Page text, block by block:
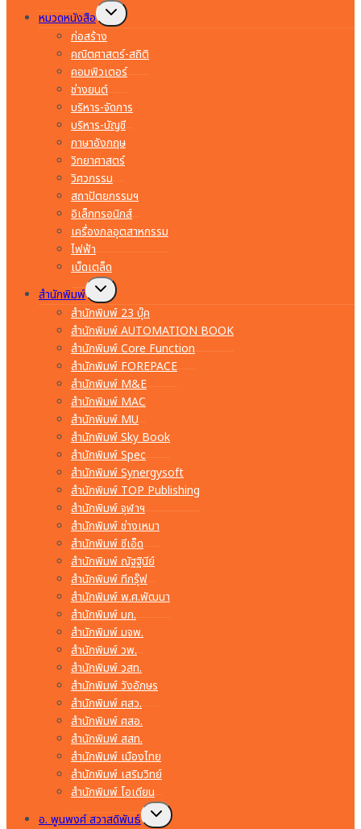
หมวดหนังสือ
Toggle
child
menu
ก่อสร้าง
คณิตศาสตร์-สถิติ
คอมพิวเตอร์
ช่างยนต์
บริหาร-จัดการ
บริหาร-บัญชี
ภาษาอังกฤษ
วิทยาศาสตร์
วิศวกรรม
สถาปัตยกรรมฯ
อิเล็กทรอนิกส์
เครื่องกลอุตสาหกรรม
ไฟฟ้า
เบ็ดเตล็ด
สำนักพิมพ์
Toggle
child
menu
สำนักพิมพ์ 23 บุ๊ค
สำนักพิมพ์ AUTOMATION BOOK
สำนักพิมพ์ Core Function
สำนักพิมพ์ FOREPACE
สำนักพิมพ์ M&E
สำนักพิมพ์ MAC
สำนักพิมพ์ MU
สำนักพิมพ์ Sky Book
สำนักพิมพ์ Spec
สำนักพิมพ์ Synergysoft
สำนักพิมพ์ TOP Publishing
สำนักพิมพ์ จุฬาฯ
สำนักพิมพ์ ช่างเหมา
สำนักพิมพ์ ซีเอ็ด
สำนักพิมพ์ ณัฐฐินีย์
สำนักพิมพ์ ทีกรุ๊ฟ
สำนักพิมพ์ พ.ศ.พัฒนา
สำนักพิมพ์ มก.
สำนักพิมพ์ มจพ.
สำนักพิมพ์ วพ.
สำนักพิมพ์ วสท.
สำนักพิมพ์ วังอักษร
สำนักพิมพ์ ศสว.
สำนักพิมพ์ ศสอ.
สำนักพิมพ์ สสท.
สำนักพิมพ์ เมืองไทย
สำนักพิมพ์ เสริมวิทย์
สำนักพิมพ์ โอเดียน
อ. พูนพงศ์ สวาสดิพันธ์
Toggle
child